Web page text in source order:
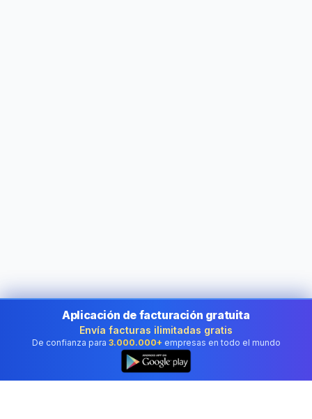
Aplicación de facturación gratuita
Envía facturas ilimitadas gratis
De confianza para 3.000.000+ empresas en todo el mundo
👆